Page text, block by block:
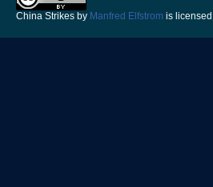
China Strikes by Manfred Elfstrom is